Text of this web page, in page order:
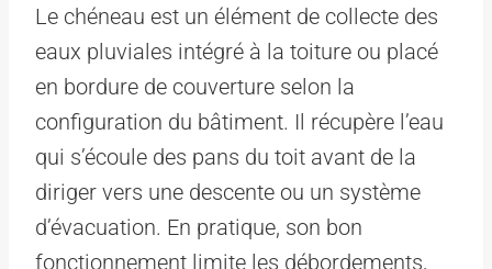
Le chéneau est un élément de collecte des
eaux pluviales intégré à la toiture ou placé
en bordure de couverture selon la
configuration du bâtiment. Il récupère l’eau
qui s’écoule des pans du toit avant de la
diriger vers une descente ou un système
d’évacuation. En pratique, son bon
fonctionnement limite les débordements,